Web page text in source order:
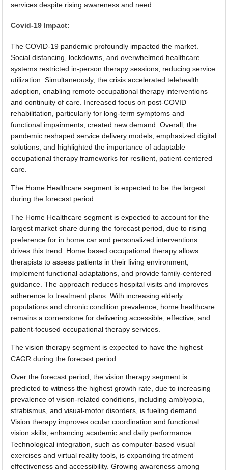
services despite rising awareness and need.
Covid-19 Impact:
The COVID-19 pandemic profoundly impacted the market.
Social distancing, lockdowns, and overwhelmed healthcare
systems restricted in-person therapy sessions, reducing service
utilization. Simultaneously, the crisis accelerated telehealth
adoption, enabling remote occupational therapy interventions
and continuity of care. Increased focus on post-COVID
rehabilitation, particularly for long-term symptoms and
functional impairments, created new demand. Overall, the
pandemic reshaped service delivery models, emphasized digital
solutions, and highlighted the importance of adaptable
occupational therapy frameworks for resilient, patient-centered
care.
The Home Healthcare segment is expected to be the largest
during the forecast period
The Home Healthcare segment is expected to account for the
largest market share during the forecast period, due to rising
preference for in home car and personalized interventions
drives this trend. Home based occupational therapy allows
therapists to assess patients in their living environment,
implement functional adaptations, and provide family-centered
guidance. The approach reduces hospital visits and improves
adherence to treatment plans. With increasing elderly
populations and chronic condition prevalence, home healthcare
remains a cornerstone for delivering accessible, effective, and
patient-focused occupational therapy services.
The vision therapy segment is expected to have the highest
CAGR during the forecast period
Over the forecast period, the vision therapy segment is
predicted to witness the highest growth rate, due to increasing
prevalence of vision-related conditions, including amblyopia,
strabismus, and visual-motor disorders, is fueling demand.
Vision therapy improves ocular coordination and functional
vision skills, enhancing academic and daily performance.
Technological integration, such as computer-based visual
exercises and virtual reality tools, is expanding treatment
effectiveness and accessibility. Growing awareness among